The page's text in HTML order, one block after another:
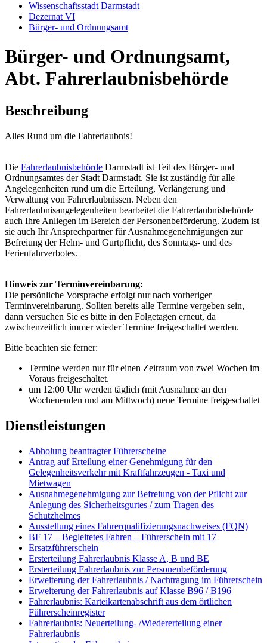
Wissenschaftsstadt Darmstadt
Dezernat VI
Bürger- und Ordnungsamt
Bürger- und Ordnungsamt,
Abt. Fahrerlaubnisbehörde
Beschreibung
Alles Rund um die Fahrerlaubnis!
Die Fahrerlaubnisbehörde Darmstadt ist Teil des Bürger- und
Ordnungsamtes der Stadt Darmstadt. Sie ist zuständig für alle
Angelegenheiten rund um die Erteilung, Verlängerung und
Verwaltung von Fahrerlaubnissen. Neben den
Fahrerlaubnisangelegenheiten bearbeitet die Fahrerlaubnisbehörde
auch Ihre Anliegen im Bereich der Personenbeförderung. Zudem ist
sie auch Ihr Ansprechpartner für Ausnahmegenehmigungen zur
Befreiung der Helm- und Gurtpflicht, des Sonntags- und des
Ferienfahrverbotes.
Hinweis zur Terminvereinbarung:
Die persönliche Vorsprache erfolgt nur nach vorheriger
Terminvereinbarung. Sollten bereits alle Termine vergeben sein,
dann versuchen Sie es bitte in den Folgetagen erneut, da
zwischenzeitlich immer wieder Termine freigeschaltet werden.
Bitte beachten sie ferner:
Termine werden nur für einen Zeitraum von zwei Wochen im
Voraus freigeschaltet.
um 12:00 Uhr werden täglich (mit Ausnahme an den
Wochenenden und am Mittwoch) neue Termine freigeschaltet
Dienstleistungen
Abholung beantragter Führerscheine
Antrag auf Erteilung einer Genehmigung für den
Gelegenheitsverkehr mit Kraftfahrzeugen - Taxi und
Mietwagen
Ausnahmegenehmigung zur Befreiung von der Pflicht zur
Anlegung des Sicherheitsgurtes / zum Tragen des
Schutzhelmes
Ausstellung eines Fahrerqualifizierungsnachweises (FQN)
BF 17 – Begleitetes Fahren – Führerschein mit 17
Ersatzführerschein
Ersterteilung Fahrerlaubnis Klasse A, B und BE
Ersterteilung Fahrerlaubnis zur Personenbeförderung
Erweiterung der Fahrerlaubnis / Nachtragung im Führerschein
Erweiterung der Fahrerlaubnis auf Klasse B96 / B196
Fahrerlaubnis: Karteikartenabschrift aus dem örtlichen
Führerscheinregister
Fahrerlaubnis: Neuerteilung- /Wiedererteilung einer
Fahrerlaubnis